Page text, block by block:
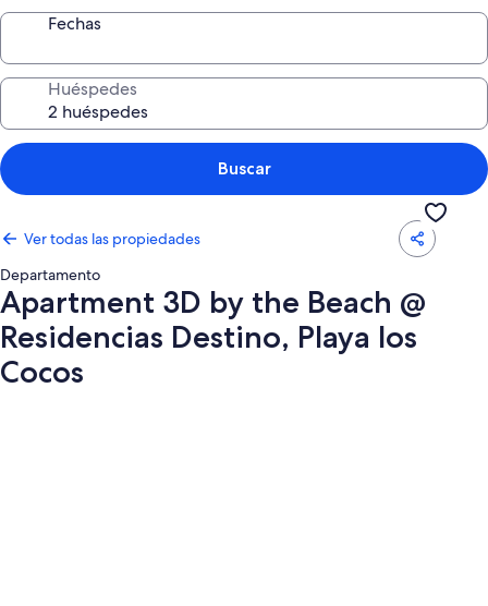
Fechas
Huéspedes
Buscar
Ver todas las propiedades
Departamento
Apartment 3D by the Beach @
Residencias Destino, Playa los
Cocos